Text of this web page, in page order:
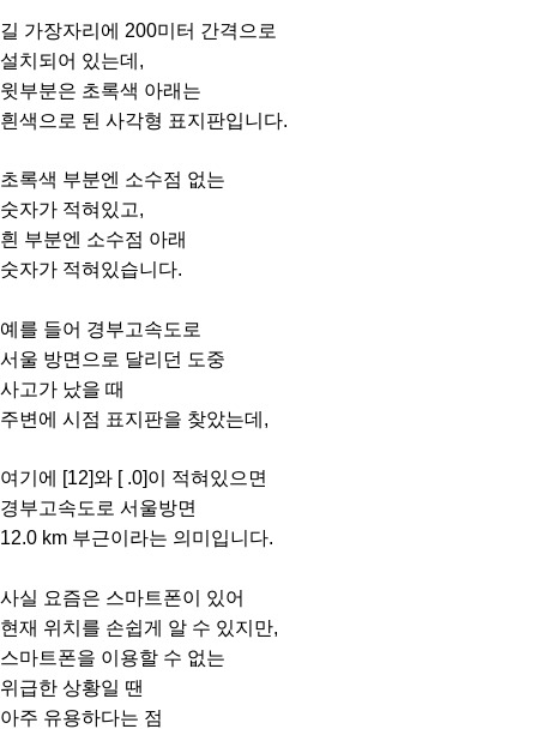
길 가장자리에 200미터 간격으로
설치되어 있는데,
윗부분은 초록색 아래는
흰색으로 된 사각형 표지판입니다.
초록색 부분엔 소수점 없는
숫자가 적혀있고,
흰 부분엔 소수점 아래
숫자가 적혀있습니다.
예를 들어 경부고속도로
서울 방면으로 달리던 도중
사고가 났을 때
주변에 시점 표지판을 찾았는데,
여기에 [12]와 [ .0]이 적혀있으면
경부고속도로 서울방면
12.0 km 부근이라는 의미입니다.
사실 요즘은 스마트폰이 있어
현재 위치를 손쉽게 알 수 있지만,
스마트폰을 이용할 수 없는
위급한 상황일 땐
아주 유용하다는 점